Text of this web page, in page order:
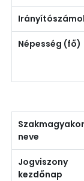
Népesség (fő)
neve
Jogviszony
kezdőnap